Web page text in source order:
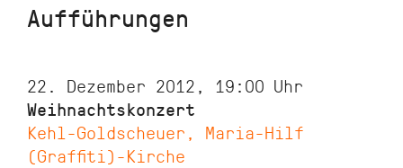
Aufführungen
22. Dezember 2012, 19:00 Uhr
Weihnachtskonzert
Kehl-Goldscheuer, Maria-Hilf
(Graffiti)-Kirche